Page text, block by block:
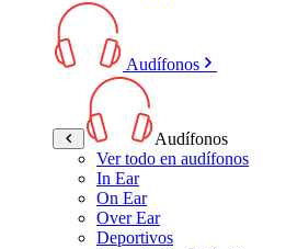
Audífonos
Audífonos
Ver todo en audífonos
In Ear
On Ear
Over Ear
Deportivos